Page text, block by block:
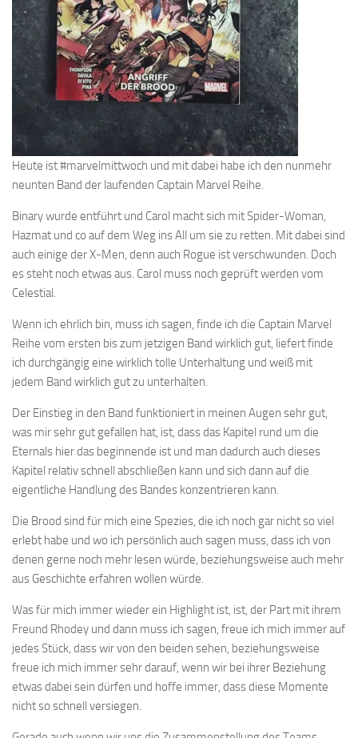
Heute ist #marvelmittwoch und mit dabei habe ich den nunmehr
neunten Band der laufenden Captain Marvel Reihe.
Binary wurde entführt und Carol macht sich mit Spider-Woman,
Hazmat und co auf dem Weg ins All um sie zu retten. Mit dabei sind
auch einige der X-Men, denn auch Rogue ist verschwunden. Doch
es steht noch etwas aus. Carol muss noch geprüft werden vom
Celestial.
Wenn ich ehrlich bin, muss ich sagen, finde ich die Captain Marvel
Reihe vom ersten bis zum jetzigen Band wirklich gut, liefert finde
ich durchgängig eine wirklich tolle Unterhaltung und weiß mit
jedem Band wirklich gut zu unterhalten.
Der Einstieg in den Band funktioniert in meinen Augen sehr gut,
was mir sehr gut gefallen hat, ist, dass das Kapitel rund um die
Eternals hier das beginnende ist und man dadurch auch dieses
Kapitel relativ schnell abschließen kann und sich dann auf die
eigentliche Handlung des Bandes konzentrieren kann.
Die Brood sind für mich eine Spezies, die ich noch gar nicht so viel
erlebt habe und wo ich persönlich auch sagen muss, dass ich von
denen gerne noch mehr lesen würde, beziehungsweise auch mehr
aus Geschichte erfahren wollen würde.
Was für mich immer wieder ein Highlight ist, ist, der Part mit ihrem
Freund Rhodey und dann muss ich sagen, freue ich mich immer auf
jedes Stück, dass wir von den beiden sehen, beziehungsweise
freue ich mich immer sehr darauf, wenn wir bei ihrer Beziehung
etwas dabei sein dürfen und hoffe immer, dass diese Momente
nicht so schnell versiegen.